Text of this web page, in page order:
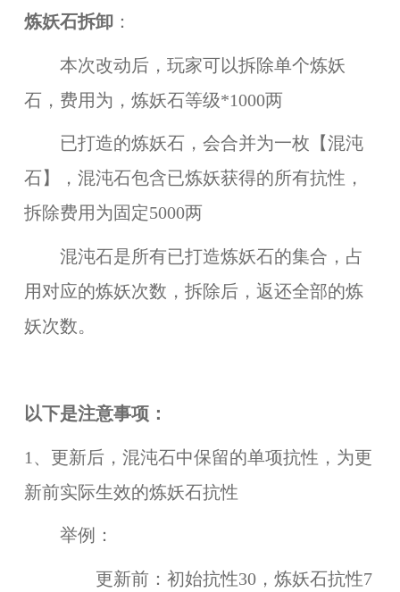
炼妖石拆卸：
本次改动后，玩家可以拆除单个炼妖
石，费用为，炼妖石等级*1000两
已打造的炼妖石，会合并为一枚【混沌
石】，混沌石包含已炼妖获得的所有抗性，
拆除费用为固定5000两
混沌石是所有已打造炼妖石的集合，占
用对应的炼妖次数，拆除后，返还全部的炼
妖次数。
以下是注意事项：
1、更新后，混沌石中保留的单项抗性，为更
新前实际生效的炼妖石抗性
举例：
更新前：初始抗性30，炼妖石抗性7